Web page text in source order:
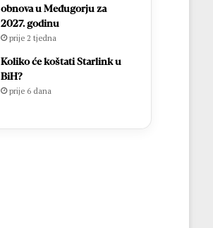
obnova u Međugorju za
2027. godinu
prije 2 tjedna
Koliko će koštati Starlink u
BiH?
prije 6 dana